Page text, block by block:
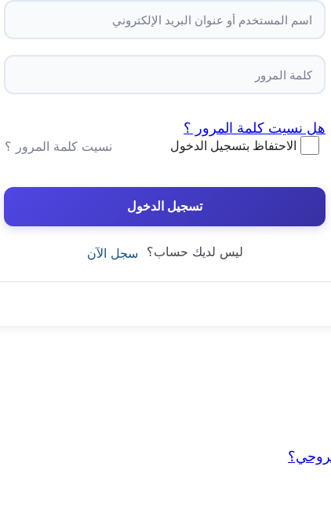
هل نسيت كلمة المرور ؟
الاحتفاظ بتسجيل الدخول نسيت كلمة المرور ؟
تسجيل الدخول
ليس لديك حساب؟ سجل الآن